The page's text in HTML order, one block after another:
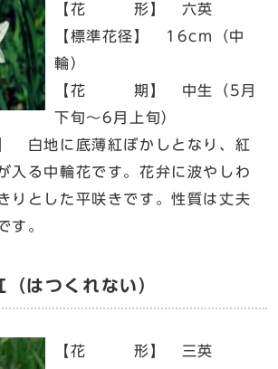
【花 形】 六英
【標準花径】 16cm（中
輪）
【花 期】 中生（5月
下旬～6月上旬）
地に底薄紅ぼかしとなり、紅
入る中輪花です。花弁に波やしわ
りとした平咲きです。性質は丈夫
す。
（はつくれない）
【花 形】 三英